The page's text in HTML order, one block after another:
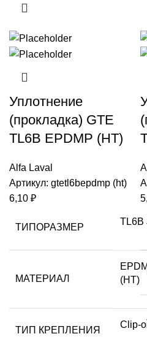
Уплотнение
(прокладка) GTE
TL6B EPDMP (HT)
Alfa Laval
Артикул: gtetl6bepdmp (ht)
6,10 ₽
ТИПОРАЗМЕР
TL6B
МАТЕРИАЛ
(HT)
ТИП КРЕПЛЕНИЯ
Clip-